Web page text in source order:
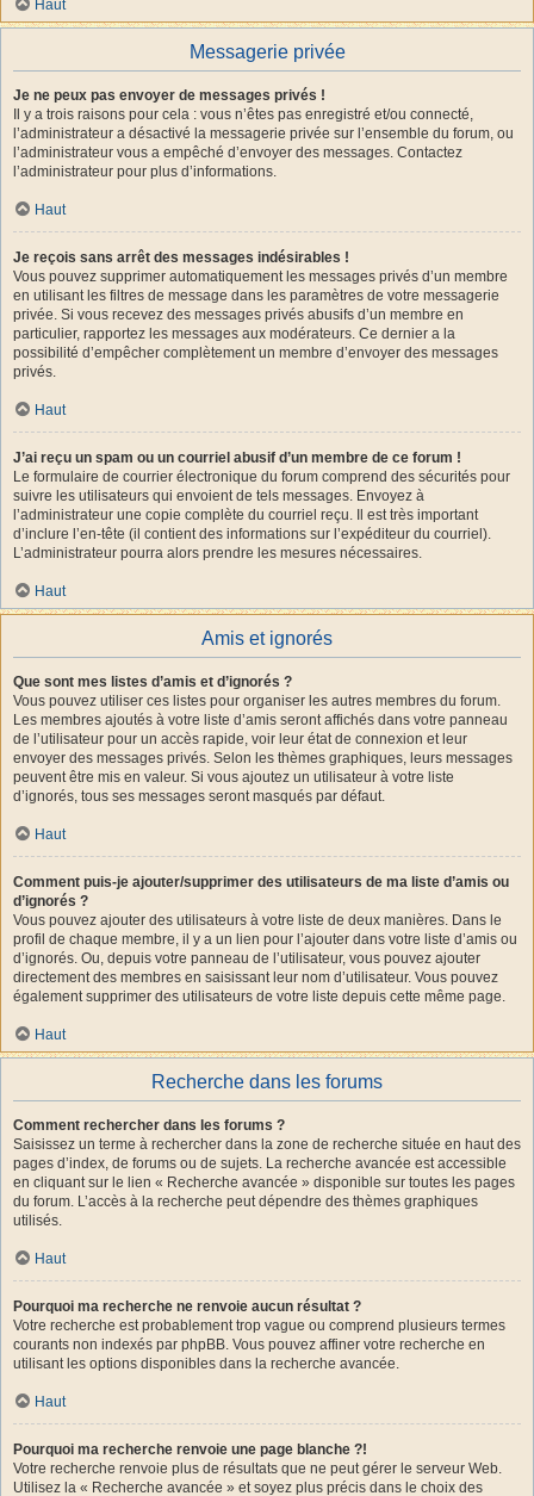
Haut
Messagerie privée
Je ne peux pas envoyer de messages privés !
Il y a trois raisons pour cela : vous n’êtes pas enregistré et/ou connecté,
l’administrateur a désactivé la messagerie privée sur l’ensemble du forum, ou
l’administrateur vous a empêché d’envoyer des messages. Contactez
l’administrateur pour plus d’informations.
Haut
Je reçois sans arrêt des messages indésirables !
Vous pouvez supprimer automatiquement les messages privés d’un membre
en utilisant les filtres de message dans les paramètres de votre messagerie
privée. Si vous recevez des messages privés abusifs d’un membre en
particulier, rapportez les messages aux modérateurs. Ce dernier a la
possibilité d’empêcher complètement un membre d’envoyer des messages
privés.
Haut
J’ai reçu un spam ou un courriel abusif d’un membre de ce forum !
Le formulaire de courrier électronique du forum comprend des sécurités pour
suivre les utilisateurs qui envoient de tels messages. Envoyez à
l’administrateur une copie complète du courriel reçu. Il est très important
d’inclure l’en-tête (il contient des informations sur l’expéditeur du courriel).
L’administrateur pourra alors prendre les mesures nécessaires.
Haut
Amis et ignorés
Que sont mes listes d’amis et d’ignorés ?
Vous pouvez utiliser ces listes pour organiser les autres membres du forum.
Les membres ajoutés à votre liste d’amis seront affichés dans votre panneau
de l’utilisateur pour un accès rapide, voir leur état de connexion et leur
envoyer des messages privés. Selon les thèmes graphiques, leurs messages
peuvent être mis en valeur. Si vous ajoutez un utilisateur à votre liste
d’ignorés, tous ses messages seront masqués par défaut.
Haut
Comment puis-je ajouter/supprimer des utilisateurs de ma liste d’amis ou
d’ignorés ?
Vous pouvez ajouter des utilisateurs à votre liste de deux manières. Dans le
profil de chaque membre, il y a un lien pour l’ajouter dans votre liste d’amis ou
d’ignorés. Ou, depuis votre panneau de l’utilisateur, vous pouvez ajouter
directement des membres en saisissant leur nom d’utilisateur. Vous pouvez
également supprimer des utilisateurs de votre liste depuis cette même page.
Haut
Recherche dans les forums
Comment rechercher dans les forums ?
Saisissez un terme à rechercher dans la zone de recherche située en haut des
pages d’index, de forums ou de sujets. La recherche avancée est accessible
en cliquant sur le lien « Recherche avancée » disponible sur toutes les pages
du forum. L’accès à la recherche peut dépendre des thèmes graphiques
utilisés.
Haut
Pourquoi ma recherche ne renvoie aucun résultat ?
Votre recherche est probablement trop vague ou comprend plusieurs termes
courants non indexés par phpBB. Vous pouvez affiner votre recherche en
utilisant les options disponibles dans la recherche avancée.
Haut
Pourquoi ma recherche renvoie une page blanche ?!
Votre recherche renvoie plus de résultats que ne peut gérer le serveur Web.
Utilisez la « Recherche avancée » et soyez plus précis dans le choix des